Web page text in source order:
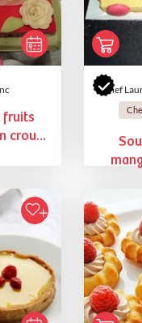
fruits
crou...
Chef